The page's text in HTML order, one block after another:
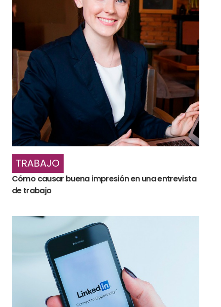
TRABAJO
Cómo causar buena impresión en una entrevista
de trabajo